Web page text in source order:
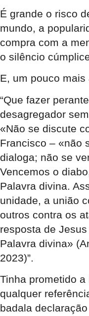
É grande o risco
mundo, a
compra com a
o silêncio
E, um pouco mais
“Que fazer
desagregador
«Não se discute
Francisco – «não
dialoga; não se
Vencemos o
Palavra divina.
unidade, a união
outros contra os
resposta de
Palavra divina»
2023)”.
Tinha prometido
qualquer
badala